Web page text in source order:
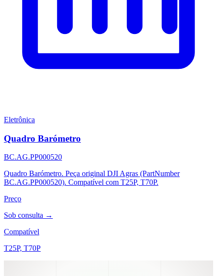
Eletrônica
Quadro Barómetro
BC.AG.PP000520
Quadro Barómetro. Peça original DJI Agras (PartNumber
BC.AG.PP000520). Compatível com T25P, T70P.
Preço
Sob consulta →
Compatível
T25P, T70P